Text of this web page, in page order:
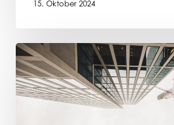
15. Oktober 2024
Investmentfonds
im
Fokus:
Typen